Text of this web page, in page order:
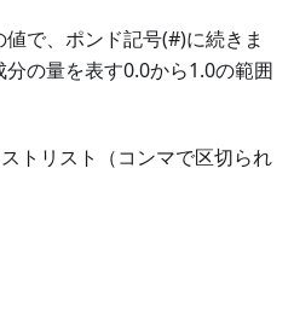
で、ポンド記号(#)に続きま
の量を表す0.0から1.0の範囲
トリスト（コンマで区切られ